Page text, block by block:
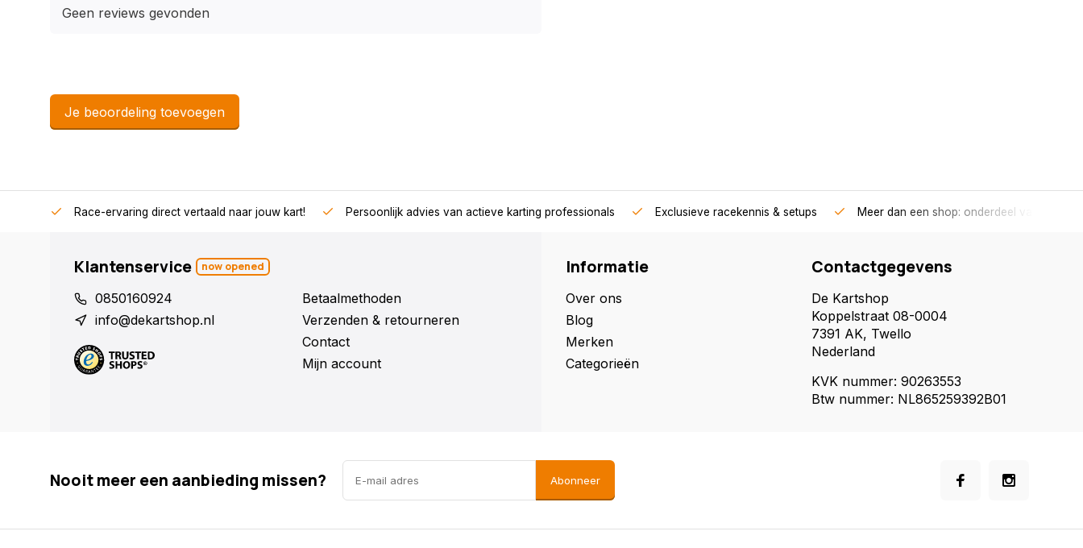
Geen reviews gevonden
Je beoordeling toevoegen
Race-ervaring direct vertaald naar jouw kart! Persoonlijk advies van actieve karting professionals Exclusieve racekennis & setups Meer dan een shop: onderdeel van een
Klantenservice now opened
0850160924
info@dekartshop.nl
Betaalmethoden
Verzenden & retourneren
Contact
Mijn account
Informatie
Over ons
Blog
Merken
Categorieën
Contactgegevens
De Kartshop
Koppelstraat 08-0004
7391 AK, Twello
Nederland
KVK nummer: 90263553
Btw nummer: NL865259392B01
Nooit meer een aanbieding missen? Abonneer